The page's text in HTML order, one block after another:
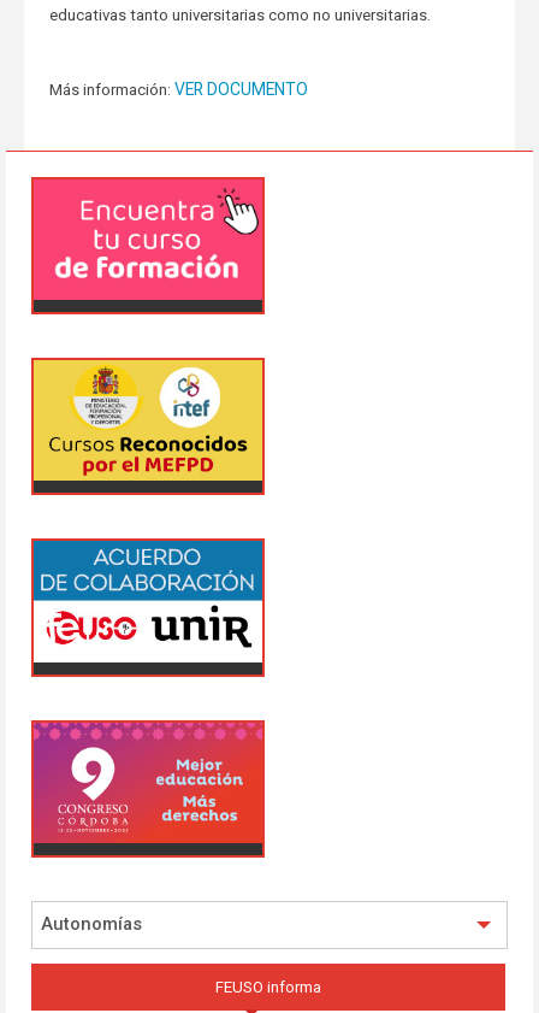
educativas tanto universitarias como no universitarias.
Más información: VER DOCUMENTO
Autonomías
FEUSO informa